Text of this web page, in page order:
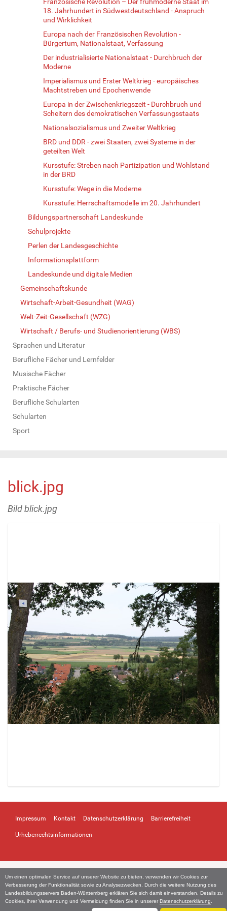
Um einen optimalen Service auf unserer Website zu bieten, verwenden wir Cookies zur
Verbesserung der Funktionalität sowie zu Analysezwecken. Durch die weitere Nutzung des
Landesbildungsservers Baden-Württemberg erklären Sie sich damit einverstanden. Details zu
Cookies, ihrer Verwendung und Vermeidung finden Sie in unserer Datenschutzerklärung
18. Jahrhundert in Südwestdeutschland - Anspruch
und Wirklichkeit
Europa nach der Französischen Revolution -
Bürgertum, Nationalstaat, Verfassung
Der industrialisierte Nationalstaat - Durchbruch der
Moderne
Imperialismus und Erster Weltkrieg - europäisches
Machtstreben und Epochenwende
Europa in der Zwischenkriegszeit - Durchbruch und
Scheitern des demokratischen Verfassungsstaats
Nationalsozialismus und Zweiter Weltkrieg
BRD und DDR - zwei Staaten, zwei Systeme in der
geteilten Welt
Kursstufe: Streben nach Partizipation und Wohlstand
in der BRD
Kursstufe: Wege in die Moderne
Kursstufe: Herrschaftsmodelle im 20. Jahrhundert
Bildungspartnerschaft Landeskunde
Schulprojekte
Perlen der Landesgeschichte
Informationsplattform
Landeskunde und digitale Medien
Gemeinschaftskunde
Wirtschaft-Arbeit-Gesundheit (WAG)
Welt-Zeit-Gesellschaft (WZG)
Wirtschaft / Berufs- und Studienorientierung (WBS)
Sprachen und Literatur
Berufliche Fächer und Lernfelder
Musische Fächer
Praktische Fächer
Berufliche Schularten
Schularten
Sport
blick.jpg
Bild blick.jpg
e
g
e
l
i
n
v
Impressum Kontakt Datenschutzerklärung Barrierefreiheit
Urheberrechtsinformationen